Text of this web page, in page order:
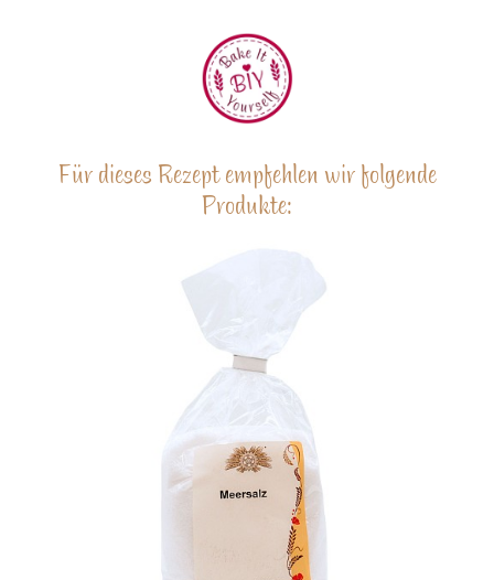
Für dieses Rezept empfehlen wir folgende
Produkte: